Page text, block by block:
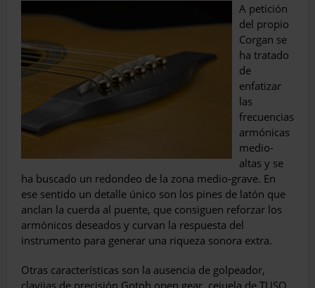
A petición
del propio
Corgan se
ha tratado
de
enfatizar
las
frecuencias
armónicas
medio-
altas y se
ha buscado un redondeo de la zona medio-grave. En
ese sentido un detalle único son los pines de latón que
anclan la cuerda al puente, que consiguen reforzar los
armónicos deseados y curvan la respuesta del
instrumento para generar una riqueza sonora extra.
Otras características son la ausencia de golpeador,
clavijas de precisión Gotoh open gear, cejuela de TUSQ